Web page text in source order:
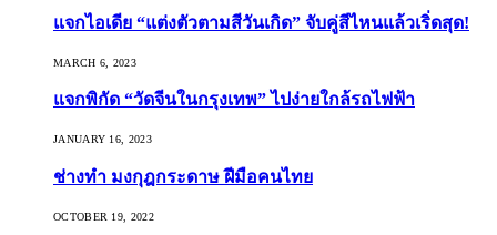
แจกไอเดีย “แต่งตัวตามสีวันเกิด” จับคู่สีไหนแล้วเริ่ดสุด!
MARCH 6, 2023
แจกพิกัด “วัดจีนในกรุงเทพ” ไปง่ายใกล้รถไฟฟ้า
JANUARY 16, 2023
ช่างทำ มงกุฎกระดาษ ฝีมือคนไทย
OCTOBER 19, 2022